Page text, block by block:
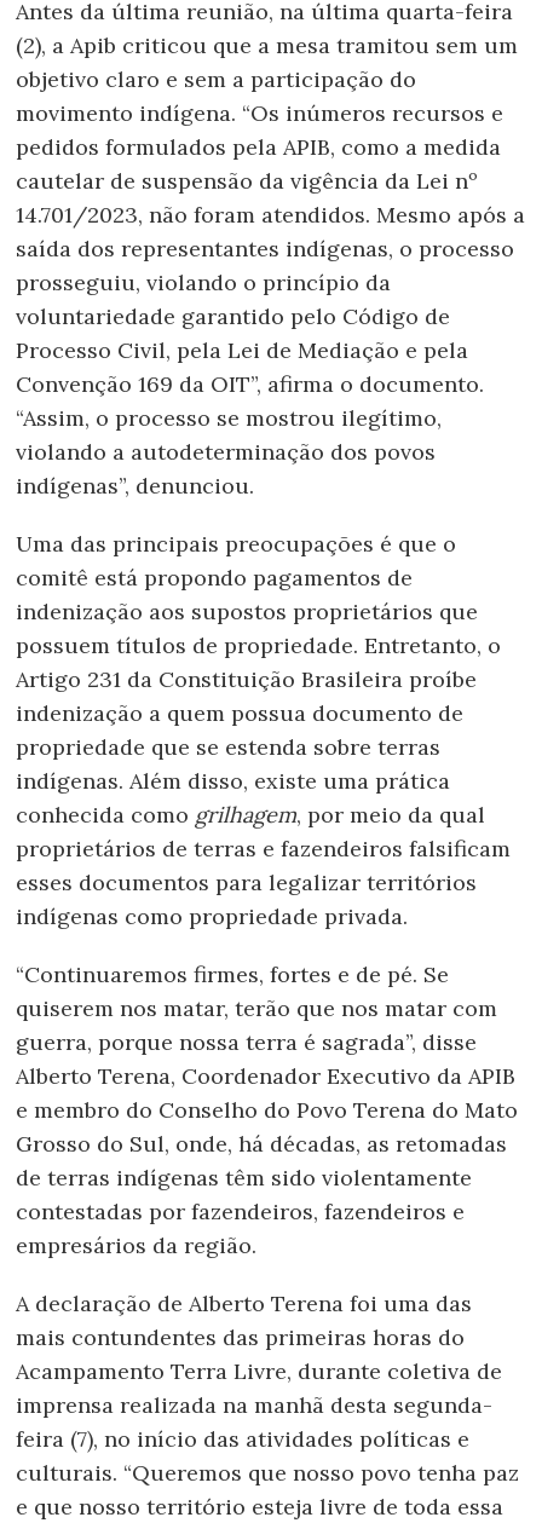
Antes da última reunião, na última quarta-feira
(2), a Apib criticou que a mesa tramitou sem um
objetivo claro e sem a participação do
movimento indígena. “Os inúmeros recursos e
pedidos formulados pela APIB, como a medida
cautelar de suspensão da vigência da Lei nº
14.701/2023, não foram atendidos. Mesmo após a
saída dos representantes indígenas, o processo
prosseguiu, violando o princípio da
voluntariedade garantido pelo Código de
Processo Civil, pela Lei de Mediação e pela
Convenção 169 da OIT”, afirma o documento.
“Assim, o processo se mostrou ilegítimo,
violando a autodeterminação dos povos
indígenas”, denunciou.
Uma das principais preocupações é que o
comitê está propondo pagamentos de
indenização aos supostos proprietários que
possuem títulos de propriedade. Entretanto, o
Artigo 231 da Constituição Brasileira proíbe
indenização a quem possua documento de
propriedade que se estenda sobre terras
indígenas. Além disso, existe uma prática
conhecida como grilhagem, por meio da qual
proprietários de terras e fazendeiros falsificam
esses documentos para legalizar territórios
indígenas como propriedade privada.
“Continuaremos firmes, fortes e de pé. Se
quiserem nos matar, terão que nos matar com
guerra, porque nossa terra é sagrada”, disse
Alberto Terena, Coordenador Executivo da APIB
e membro do Conselho do Povo Terena do Mato
Grosso do Sul, onde, há décadas, as retomadas
de terras indígenas têm sido violentamente
contestadas por fazendeiros, fazendeiros e
empresários da região.
A declaração de Alberto Terena foi uma das
mais contundentes das primeiras horas do
Acampamento Terra Livre, durante coletiva de
imprensa realizada na manhã desta segunda-
feira (7), no início das atividades políticas e
culturais. “Queremos que nosso povo tenha paz
e que nosso território esteja livre de toda essa